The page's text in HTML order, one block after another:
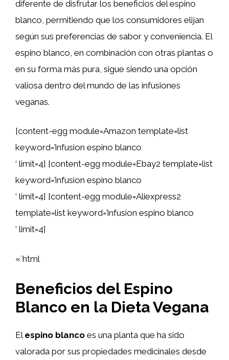
diferente de disfrutar los beneficios del espino
blanco, permitiendo que los consumidores elijan
según sus preferencias de sabor y conveniencia. El
espino blanco, en combinación con otras plantas o
en su forma más pura, sigue siendo una opción
valiosa dentro del mundo de las infusiones
veganas.
[content-egg module=Amazon template=list
keyword=’infusion espino blanco
‘ limit=4] [content-egg module=Ebay2 template=list
keyword=’infusion espino blanco
‘ limit=4] [content-egg module=Aliexpress2
template=list keyword=’infusion espino blanco
‘ limit=4]
«`html
Beneficios del Espino
Blanco en la Dieta Vegana
El espino blanco es una planta que ha sido
valorada por sus propiedades medicinales desde